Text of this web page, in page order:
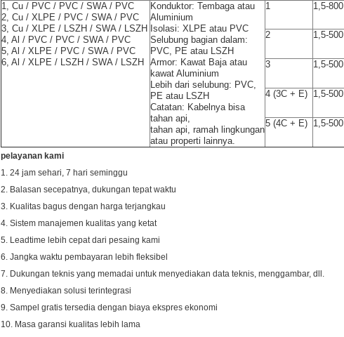
1, Cu / PVC / PVC / SWA / PVC
2, Cu / XLPE / PVC / SWA / PVC
3, Cu / XLPE / LSZH / SWA / LSZH
4, Al / PVC / PVC / SWA / PVC
5, Al / XLPE / PVC / SWA / PVC
6, Al / XLPE / LSZH / SWA / LSZH
Konduktor: Tembaga atau
Aluminium
Isolasi: XLPE atau PVC
Selubung bagian dalam:
PVC, PE atau LSZH
Armor: Kawat Baja atau
kawat Aluminium
Lebih dari selubung: PVC,
PE atau LSZH
Catatan: Kabelnya bisa
tahan api,
tahan api, ramah lingkungan
atau properti lainnya.
1 1,5-800
2 1,5-500
3 1,5-500
4 (3C + E) 1,5-500
5 (4C + E) 1,5-500
pelayanan kami
1. 24 jam sehari, 7 hari seminggu
2. Balasan secepatnya, dukungan tepat waktu
3. Kualitas bagus dengan harga terjangkau
4. Sistem manajemen kualitas yang ketat
5. Leadtime lebih cepat dari pesaing kami
6. Jangka waktu pembayaran lebih fleksibel
7. Dukungan teknis yang memadai untuk menyediakan data teknis, menggambar, dll.
8. Menyediakan solusi terintegrasi
9. Sampel gratis tersedia dengan biaya ekspres ekonomi
10. Masa garansi kualitas lebih lama